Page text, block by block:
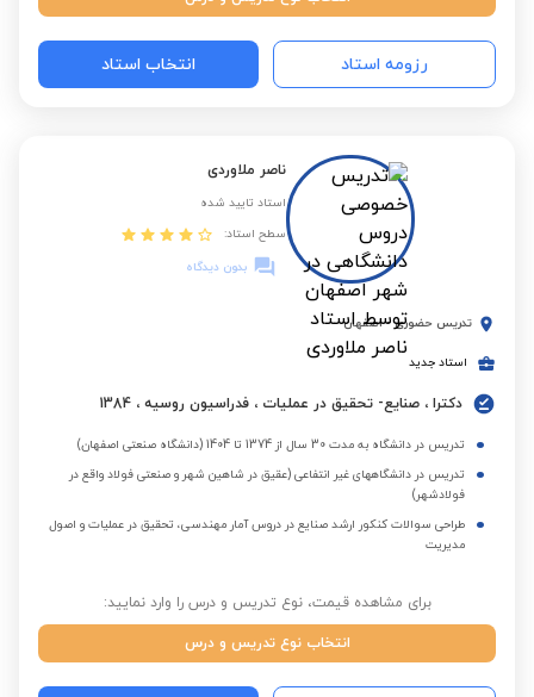
رزومه استاد انتخاب استاد
ناصر ملاوردی
استاد تایید شده
سطح استاد:
بدون دیدگاه
تدریس حضوری - اصفهان
استاد جدید
دکترا ، صنایع- تحقیق در عملیات ، فدراسیون روسیه ، 1384
تدریس در دانشگاه به مدت 30 سال از 1374 تا 1404 (دانشگاه صنعتی اصفهان)
تدریس در دانشگاههای غیر انتفاعی (عقیق در شاهین شهر و صنعتی فولاد واقع در
فولادشهر)
طراحی سوالات کنکور ارشد صنایع در دروس آمار مهندسی، تحقیق در عملیات و اصول
مدیریت
برای مشاهده قیمت، نوع تدریس و درس را وارد نمایید:
انتخاب نوع تدریس و درس